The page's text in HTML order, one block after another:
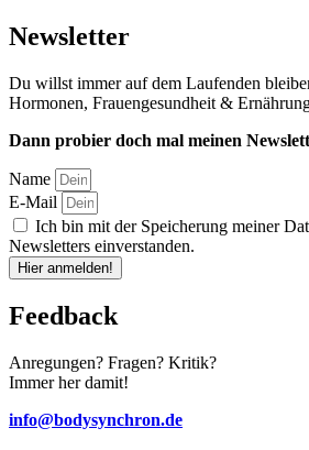
Newsletter
Du willst immer auf dem Laufenden
Hormonen, Frauengesundheit &
Dann probier doch mal meinen
Name
E-Mail
Ich bin mit der Speicherung meiner
Newsletters einverstanden.
Hier anmelden!
Feedback
Anregungen? Fragen? Kritik?
Immer her damit!
info@bodysynchron.de